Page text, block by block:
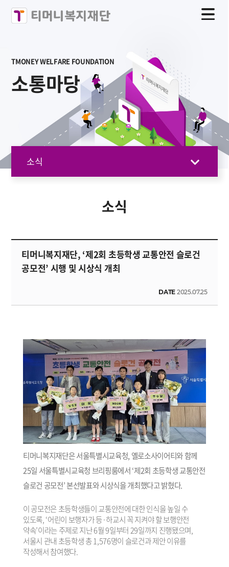
TMONEY WELFARE FOUNDATION
소통마당
소식
소식
티머니복지재단, ‘제2회 초등학생 교통안전 슬로건
공모전’ 시행 및 시상식 개최
DATE 2025.07.25
티머니복지재단은 서울특별시교육청, 옐로소사이어티와 함께
25일 서울특별시교육청 브리핑룸에서 ‘제2회 초등학생 교통안전
슬로건 공모전’ 본선발표와 시상식을 개최했다고 밝혔다.
이 공모전은 초등학생들이 교통안전에 대한 인식을 높일 수
있도록, ‘어린이 보행자가 등·하교시 꼭 지켜야 할 보행안전
약속’이라는 주제로 지난 6월 9일부터 29일까지 진행됐으며,
서울시 관내 초등학생 총 1,576명이 슬로건과 제안 이유를
작성해서 참여했다.